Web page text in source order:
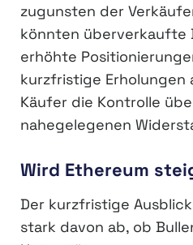
zugunsten der
könnten überverkaufte
erhöhte
kurzfristige Erholungen
Käufer die Kontrolle
nahegelegenen
Wird Ethereum
Der kurzfristige
stark davon ab, ob